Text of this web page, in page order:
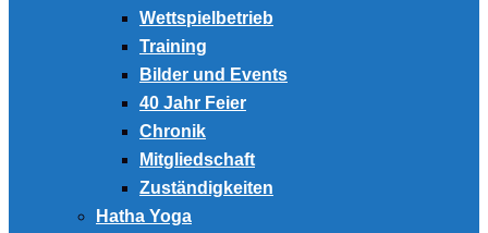
Wettspielbetrieb
Training
Bilder und Events
40 Jahr Feier
Chronik
Mitgliedschaft
Zuständigkeiten
Hatha Yoga